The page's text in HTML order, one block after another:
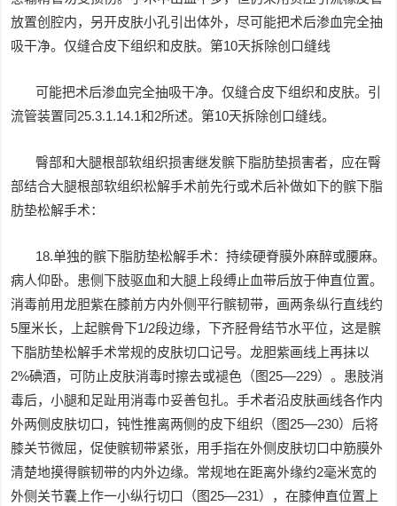
放置创腔内，另开皮肤小孔引出体外，尽可能把术后渗血完全抽
吸干净。仅缝合皮下组织和皮肤。第10天拆除创口缝线
可能把术后渗血完全抽吸干净。仅缝合皮下组织和皮肤。引
流管装置同25.3.1.14.1和2所述。第10天拆除创口缝线。
臀部和大腿根部软组织损害继发髌下脂肪垫损害者，应在臀
部结合大腿根部软组织松解手术前先行或术后补做如下的髌下脂
肪垫松解手术：
18.单独的髌下脂肪垫松解手术：持续硬脊膜外麻醉或腰麻。
病人仰卧。患侧下肢驱血和大腿上段缚止血带后放于伸直位置。
消毒前用龙胆紫在膝前方内外侧平行髌韧带，画两条纵行直线约
5厘米长，上起髌骨下1/2段边缘，下齐胫骨结节水平位，这是髌
下脂肪垫松解手术常规的皮肤切口记号。龙胆紫画线上再抹以
2%碘酒，可防止皮肤消毒时擦去或褪色（图25—229）。患肢消
毒后，小腿和足趾用消毒巾妥善包扎。手术者沿皮肤画线各作内
外两侧皮肤切口，钝性推离两侧的皮下组织（图25—230）后将
膝关节微屈，促使髌韧带紧张，用手指在外侧皮肤切口中筋膜外
清楚地摸得髌韧带的内外边缘。常规地在距离外缘约2毫米宽的
外侧关节囊上作一小纵行切口（图25—231），在膝伸直位置上